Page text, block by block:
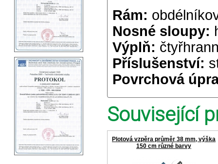
Rám:
Nosné sloupy:
Výplň:
Příslušenství:
Povrchová
Související
Plotová vzpěra průměr 38 mm, výška
150 cm různé barvy